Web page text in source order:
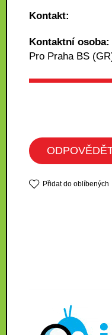
Kontakt:
Kontaktní osoba:
Pro Praha BS
Přidat do oblíbených